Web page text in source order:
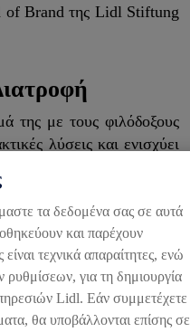
of Brand της Lidl Stiftung
της με τους φιλόδοξους
λύσεις και ενισχύει
με τις επιστημονικές
σε σχέση με τις ζωικές
οι ξηροί καρποί. Ως το
και φυτικές ίνες,
καρύδια αποτελούν πηγή
τα δεδομένα σας σε αυτά
και παρέχουν
τεχνικά απαραίτητες, ενώ
για τη δημιουργία
Lidl. Εάν συμμετέχετε
θα υποβάλλονται επίσης σε